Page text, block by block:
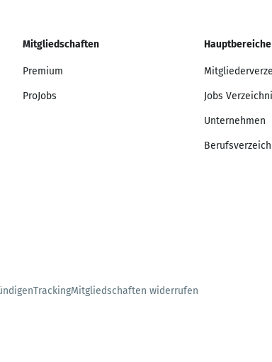
Mitgliedschaften
Premium
ProJobs
Hauptbereiche
Jobs
Unternehmen
TrackingMitgliedschaften widerrufen